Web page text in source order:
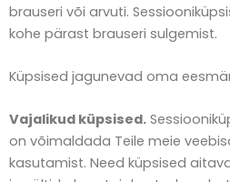
brauseri või arvuti.
kohe pärast brauseri sulgemist.
Küpsised jagunevad oma
Vajalikud küpsised.
on võimaldada Teile meie
kasutamist. Need küpsised